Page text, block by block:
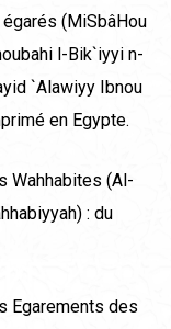
(MiSbâHou
l-Bik`iyyi n-
`Alawiyy Ibnou
en Egypte.
Wahhabites (Al-
: du
Egarements des